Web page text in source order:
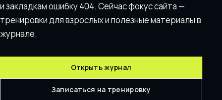
и закладкам ошибку 404. Сейчас фокус сайта —
тренировки для взрослых и полезные материалы в
журнале.
Открыть журнал
Записаться на тренировку